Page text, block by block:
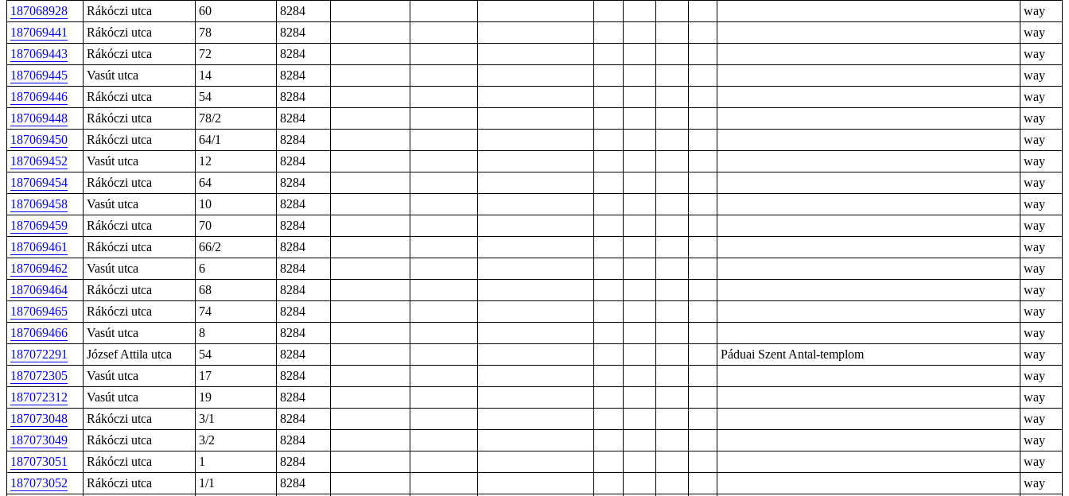
187068928
Rákóczi utca 60 8284
way
187069441
Rákóczi utca 78 8284
way
187069443
Rákóczi utca 72 8284
way
187069445
Vasút utca 14 8284
way
187069446
Rákóczi utca 54 8284
way
187069448
Rákóczi utca 78/2 8284
way
187069450
Rákóczi utca 64/1 8284
way
187069452
Vasút utca 12 8284
way
187069454
Rákóczi utca 64 8284
way
187069458
Vasút utca 10 8284
way
187069459
Rákóczi utca 70 8284
way
187069461
Rákóczi utca 66/2 8284
way
187069462
Vasút utca 6 8284
way
187069464
Rákóczi utca 68 8284
way
187069465
Rákóczi utca 74 8284
way
187069466
Vasút utca 8 8284
way
187072291
József Attila utca 54 8284 Páduai Szent Antal-templom
way
187072305
Vasút utca 17 8284
way
187072312
Vasút utca 19 8284
way
187073048
Rákóczi utca 3/1 8284
way
187073049
Rákóczi utca 3/2 8284
way
187073051
Rákóczi utca 1 8284
way
187073052
Rákóczi utca 1/1 8284 way